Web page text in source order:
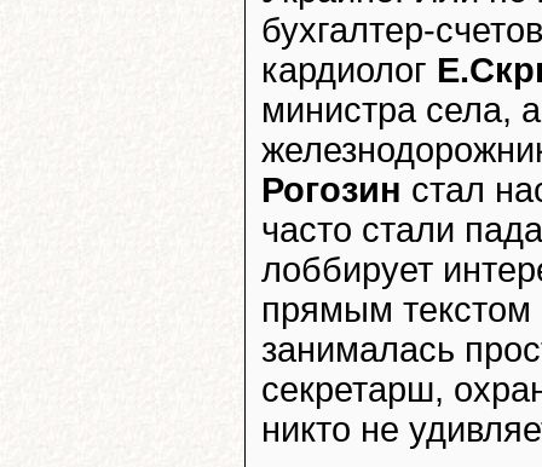
бухгалтер-
кардиолог
министра села,
Рогозин стал
часто стали
лоббирует
прямым
занималась
секретарш,
никто не